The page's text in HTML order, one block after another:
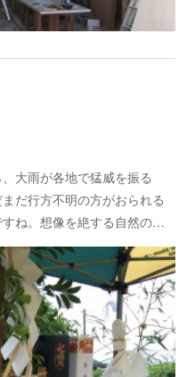
大雨が各地で猛威を振る
だ行方不明の方がおられる
ね。想像を絶する自然の…